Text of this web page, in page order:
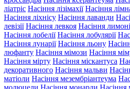
ліатріс Насіння лізімахії Насіння
Насіння ліхнісу Насіння лаванди
левізії Насіння левкоя Насіння
Насіння лобелії Насіння лобулярії
Насіння лунарії Насіння льону
люфанту Насіння мімози Насіння
Насіння мірту Насіння міскантуса
декоративного Насіння мальви
матіоли Насіння мезембріантеума